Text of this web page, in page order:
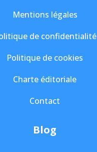
Mentions légales
de confidentialité
Politique de cookies
Charte éditoriale
Contact
Blog